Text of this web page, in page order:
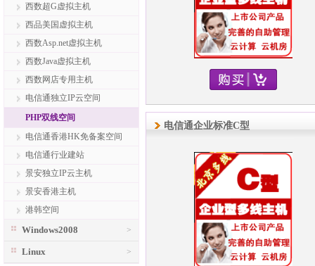
西数超G虚拟主机
西品美国虚拟主机
西数Asp.net虚拟主机
西数Java虚拟主机
西数网店专用主机
电信通独立IP云空间
PHP双线空间
电信通香港HK免备案空间
电信通行业建站
景安独立IP云主机
景安香港主机
港韩空间
>
Windows2008
>
Linux
电信通企业标准C型